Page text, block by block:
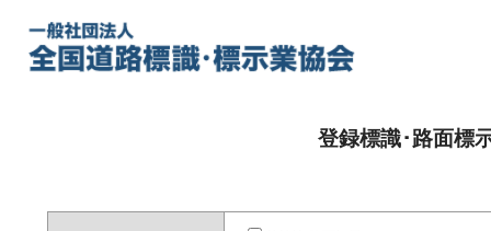
登録標識･路面標